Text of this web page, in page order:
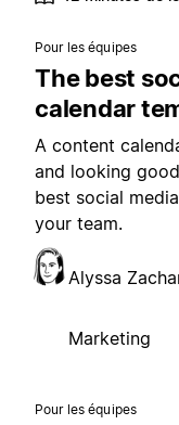
Pour les équipes
The best
calendar
A content
and looking
best social
your team.
Alyssa
Marketing
Pour les équipes